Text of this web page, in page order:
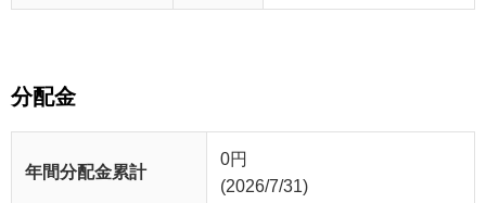
分配金
年間分配金累計
0円
(2026/7/31)